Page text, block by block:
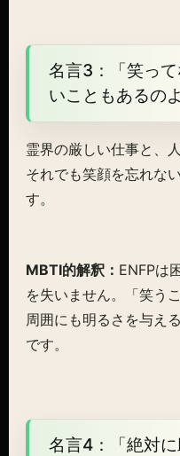
名言3：「笑っ
いこともあるのよ
霊界の厳しい仕事と、
それでも笑顔を忘れな
す。
MBTI的解釈： ENFPは
を失いません。「笑う
周囲にも明るさを与え
です。
名言4：「絶対